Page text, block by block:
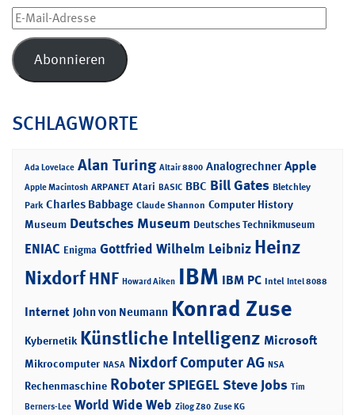
E-
Mail-
Adresse
Abonnieren
SCHLAGWORTE
Ada Lovelace Alan Turing Altair 8800 Analogrechner Apple
Apple Macintosh ARPANET Atari BASIC BBC Bill Gates Bletchley
Park Charles Babbage Claude Shannon Computer History
Museum Deutsches Museum Deutsches Technikmuseum
ENIAC Enigma Gottfried Wilhelm Leibniz Heinz
NixdorfHNF Howard Aiken IBM IBM PC Intel Intel 8088
Internet John von Neumann Konrad Zuse
Kybernetik Künstliche Intelligenz Microsoft
Mikrocomputer NASA Nixdorf Computer AG NSA
Rechenmaschine RoboterSPIEGELSteve Jobs Tim
Berners-Lee World Wide Web Zilog Z80 Zuse KG